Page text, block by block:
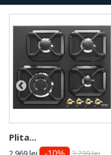
Plita...
-10%